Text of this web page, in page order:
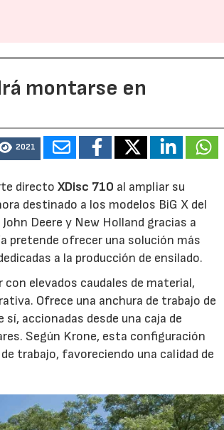
montarse en
2021
directoXDisc 710 al ampliar su
destinado a los modelos BiG X del
Deere y New Holland gracias a
pretende ofrecer una solución más
a la producción de ensilado.
elevados caudales de material,
Ofrece una anchura de trabajo de
accionadas desde una caja de
Según Krone, esta configuración
trabajo, favoreciendo una calidad de
27/07/2026